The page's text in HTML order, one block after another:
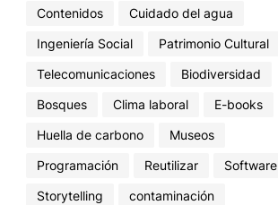
Contenidos
Cuidado del agua
Ingeniería Social
Patrimonio Cultural
Telecomunicaciones
Biodiversidad
Bosques
Clima laboral
E-books
Huella de carbono
Museos
Programación
Reutilizar
Software
Storytelling
contaminación